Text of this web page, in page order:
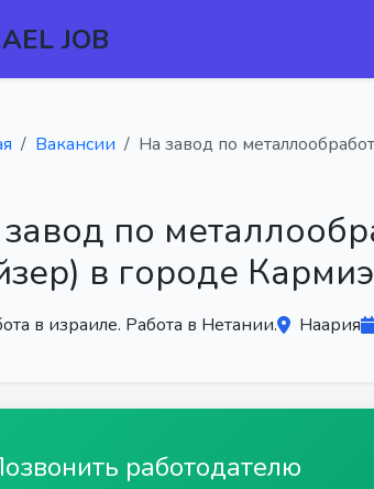
JOB
Вакансии На завод по
по
в городе
в израиле. Работа в Нетании. Наария
работодателю